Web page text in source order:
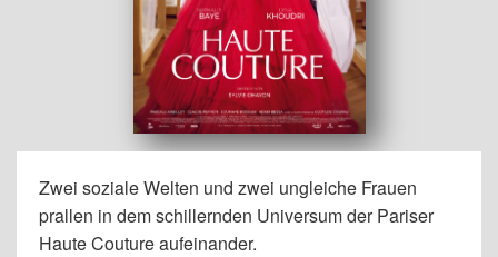
Zwei soziale Welten und zwei ungleiche Frauen
prallen in dem schillernden Universum der Pariser
Haute Couture aufeinander.